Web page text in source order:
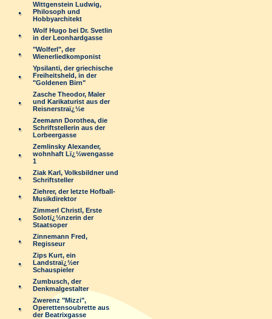
Wittgenstein Ludwig,
Philosoph und
Hobbyarchitekt
Wolf Hugo bei Dr. Svetlin
in der Leonhardgasse
"Wolferl", der
Wienerliedkomponist
Ypsilanti, der griechische
Freiheitsheld, in der
"Goldenen Birn"
Zasche Theodor, Maler
und Karikaturist aus der
Reisnerstraï¿½e
Zeemann Dorothea, die
Schriftstellerin aus der
Lorbeergasse
Zemlinsky Alexander,
wohnhaft Lï¿½wengasse
1
Ziak Karl, Volksbildner und
Schriftsteller
Ziehrer, der letzte Hofball-
Musikdirektor
Zimmerl Christl, Erste
Solotï¿½nzerin der
Staatsoper
Zinnemann Fred,
Regisseur
Zips Kurt, ein
Landstraï¿½er
Schauspieler
Zumbusch, der
Denkmalgestalter
Zwerenz "Mizzi",
Operettensoubrette aus
der Beatrixgasse